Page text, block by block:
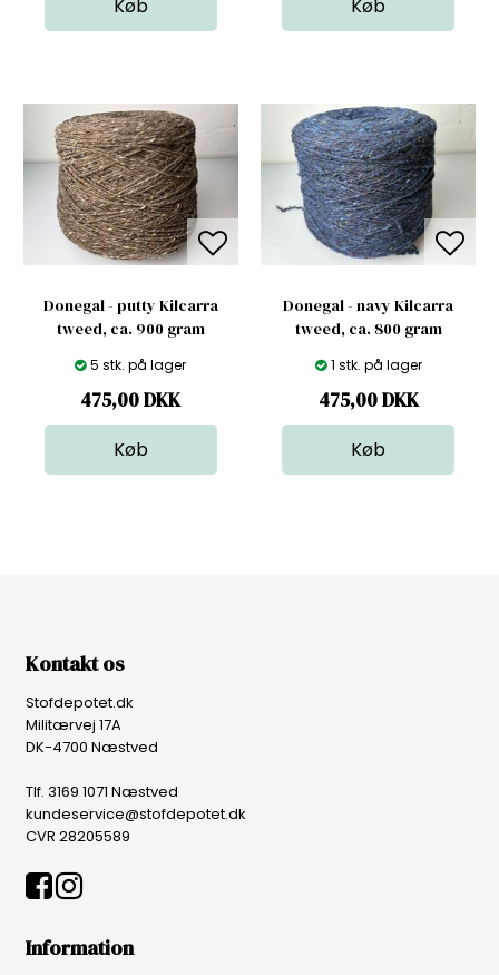
Donegal - putty Kilcarra
tweed, ca. 900 gram
5 stk. på lager
475,00DKK
Donegal - navy Kilcarra
tweed, ca. 800 gram
1 stk. på lager
475,00DKK
Kontakt os
Stofdepotet.dk
Militærvej 17A
DK-4700 Næstved
Tlf. 3169 1071 Næstved
kundeservice@stofdepotet.dk
CVR 28205589
Information